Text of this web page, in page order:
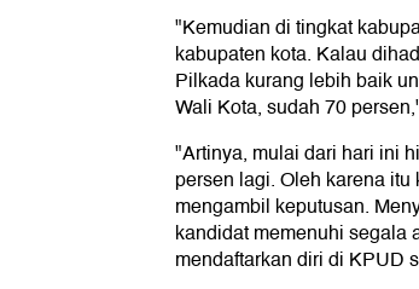
"Kemudian di tingkat
kabupaten kota. Kalau
Pilkada kurang lebih baik
Wali Kota, sudah 70
"Artinya, mulai dari hari ini
persen lagi. Oleh karena
mengambil keputusan.
kandidat memenuhi segala
mendaftarkan diri di KPUD